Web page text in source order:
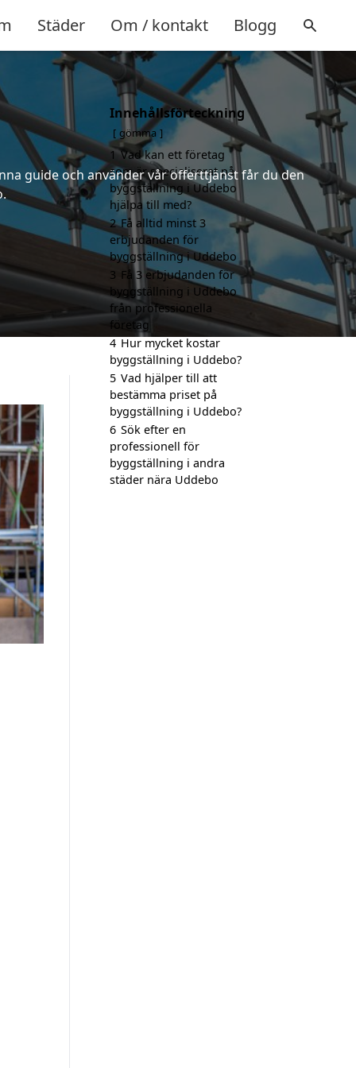
Städer Om / kontakt Blogg
guide och använder vår offerttjänst får du den
Innehållsförteckning
gömma
1 Vad kan ett företag
som är specialiserat på
byggställning i Uddebo
hjälpa till med?
2 Få alltid minst 3
erbjudanden för
byggställning i Uddebo
3 Få 3 erbjudanden för
byggställning i Uddebo
från professionella
företag
4 Hur mycket kostar
byggställning i Uddebo?
5 Vad hjälper till att
bestämma priset på
byggställning i Uddebo?
6 Sök efter en
professionell för
byggställning i andra
städer nära Uddebo